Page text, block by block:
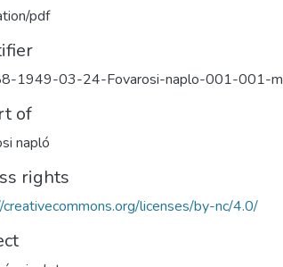
pdf
1949-03-24-Fovarosi-naplo-001-001-m
of
napló
rights
licenses/by-nc/4.0/